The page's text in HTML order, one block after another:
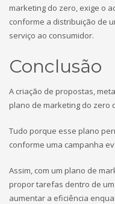
marketing do zero, exige o
conforme a distribuição de
serviço ao consumidor.
Conclusão
A criação de propostas,
plano de marketing do zero
Tudo porque esse plano
conforme uma campanha
Assim, com um plano de
propor tarefas dentro de
aumentar a eficiência